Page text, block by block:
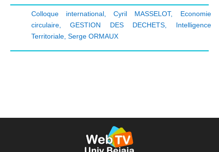
Colloque international, Cyril MASSELOT, Economie
circulaire, GESTION DES DECHETS
Intelligence
Territoriale, Serge ORMAUX